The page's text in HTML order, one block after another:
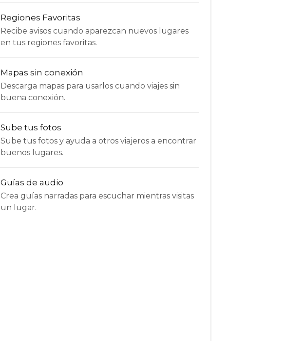
Regiones Favoritas
Recibe avisos cuando aparezcan nuevos lugares
en tus regiones favoritas.
Mapas sin conexión
Descarga mapas para usarlos cuando viajes sin
buena conexión.
Sube tus fotos
Sube tus fotos y ayuda a otros viajeros a encontrar
buenos lugares.
Guías de audio
Crea guías narradas para escuchar mientras visitas
un lugar.